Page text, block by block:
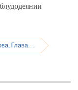
Откровение Иоанна Богослова, Глава 10